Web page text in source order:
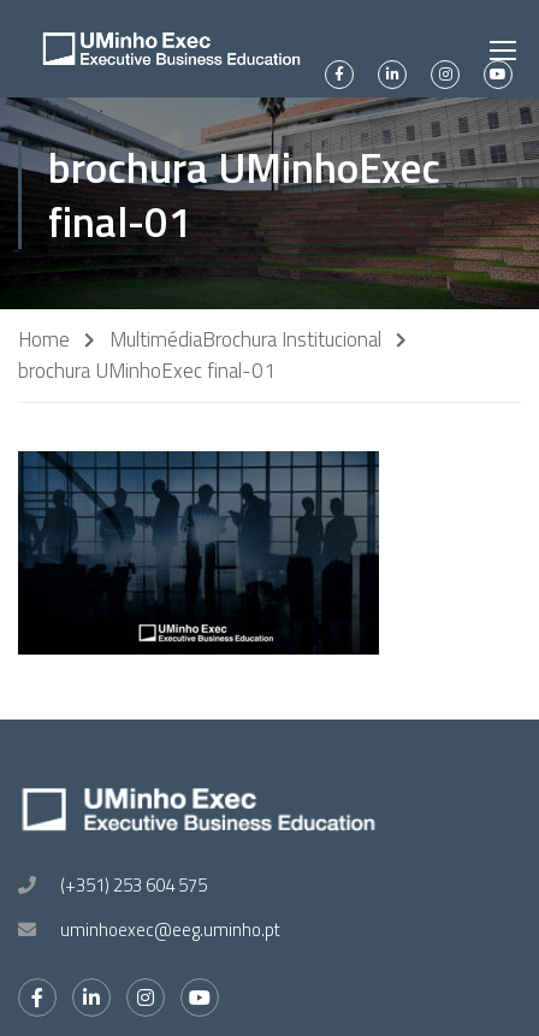
brochura UMinhoExec
final-01
Home MultimédiaBrochura Institucional
brochura UMinhoExec final-01
(+351) 253 604 575
uminhoexec@eeg.uminho.pt